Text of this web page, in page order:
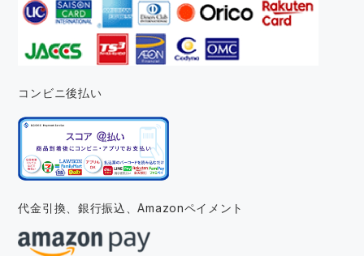
コンビニ後払い
代金引換、銀行振込、Amazonペイメント